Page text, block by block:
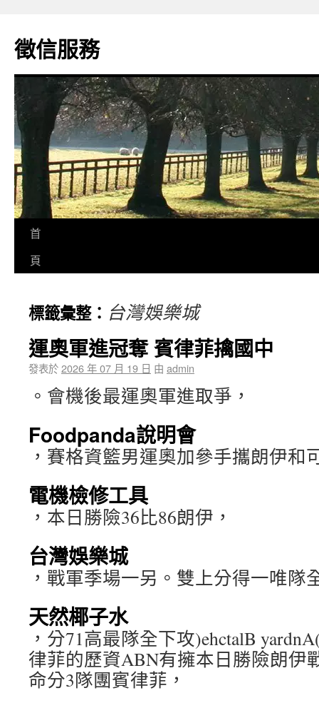
徵信服務
首
頁
標籤彙整： 台灣娛樂城
運奧軍進冠奪 賓律菲擒國中
發表於2026 年 07 月 19 日 由 admin
。會機後最運奧軍進取爭，
Foodpanda說明會
，賽格資籃男運奧加參手攜朗伊和
電機檢修工具
，本日勝險36比86朗伊，
台灣娛樂城
，戰軍季場一另。雙上分得一唯隊
天然椰子水
，分71高最隊全下攻)ehctalB
律菲的歷資ABN有擁本日勝險朗伊
命分3隊團賓律菲，